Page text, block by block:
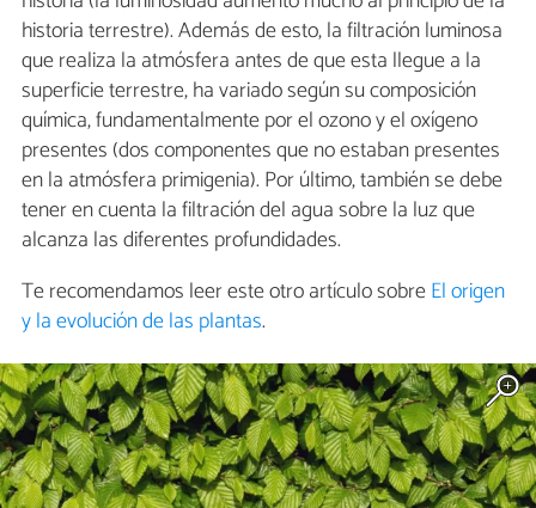
historia terrestre). Además de esto, la filtración luminosa
que realiza la atmósfera antes de que esta llegue a la
superficie terrestre, ha variado según su composición
química, fundamentalmente por el ozono y el oxígeno
presentes (dos componentes que no estaban presentes
en la atmósfera primigenia). Por último, también se debe
tener en cuenta la filtración del agua sobre la luz que
alcanza las diferentes profundidades.
Te recomendamos leer este otro artículo sobreEl origen
y la evolución de las plantas.